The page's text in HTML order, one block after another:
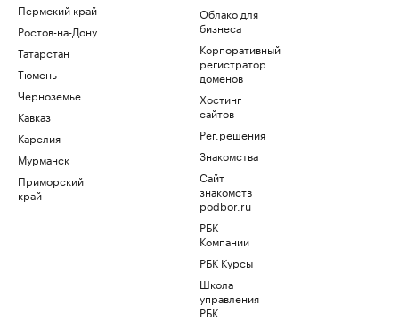
Пермский край
Ростов-на-Дону
Татарстан
Тюмень
Черноземье
Кавказ
Карелия
Мурманск
Приморский
край
Облако для
бизнеса
Корпоративный
регистратор
доменов
Хостинг
сайтов
Рег.решения
Знакомства
Сайт
знакомств
podbor.ru
РБК
Компании
РБК Курсы
Школа
управления
РБК